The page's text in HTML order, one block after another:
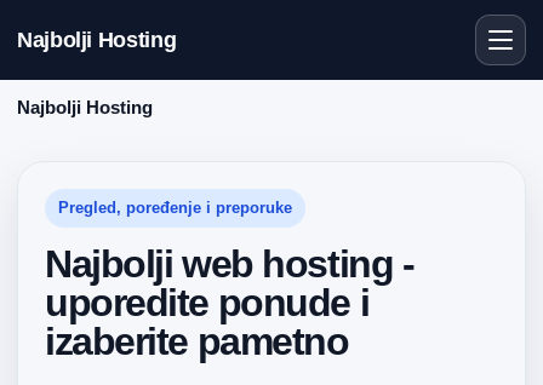
Najbolji Hosting
Najbolji Hosting
Pregled, poređenje i preporuke
Najbolji web hosting -
uporedite ponude i
izaberite pametno